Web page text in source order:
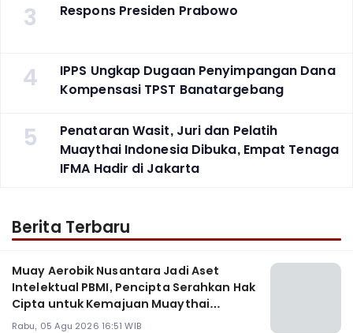
3 Respons Presiden Prabowo
4
IPPS Ungkap Dugaan Penyimpangan Dana
Kompensasi TPST Banatargebang
5
Penataran Wasit, Juri dan Pelatih
Muaythai Indonesia Dibuka, Empat Tenaga
IFMA Hadir di Jakarta
Berita Terbaru
Muay Aerobik Nusantara Jadi Aset
Intelektual PBMI, Pencipta Serahkan Hak
Cipta untuk Kemajuan Muaythai
Indonesia
Rabu, 05 Agu 2026 16:51 WIB